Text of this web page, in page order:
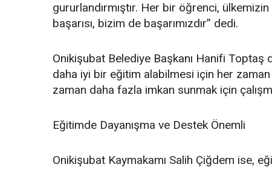
gururlandırmıştır. Her bir öğrenci,
başarısı, bizim de başarımızdır” dedi.
Onikişubat Belediye Başkanı Hanifi Toptaş
daha iyi bir eğitim alabilmesi için her zaman
zaman daha fazla imkan sunmak için
Eğitimde Dayanışma ve Destek Önemli
Onikişubat Kaymakamı Salih Çiğdem ise,